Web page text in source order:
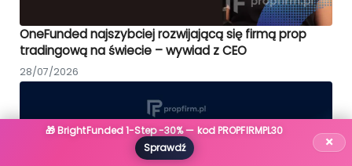
OneFunded najszybciej rozwijającą się firmą prop
tradingową na świecie – wywiad z CEO
28/07/2026
🎁 BrightFunded 1-Step -30% — kod PROPFIRMPL30
Sprawdź
×